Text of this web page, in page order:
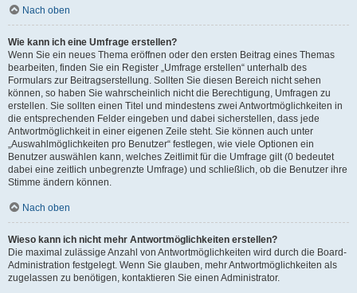
Nach oben
Wie kann ich eine Umfrage erstellen?
Wenn Sie ein neues Thema eröffnen oder den ersten Beitrag eines Themas
bearbeiten, finden Sie ein Register „Umfrage erstellen“ unterhalb des
Formulars zur Beitragserstellung. Sollten Sie diesen Bereich nicht sehen
können, so haben Sie wahrscheinlich nicht die Berechtigung, Umfragen zu
erstellen. Sie sollten einen Titel und mindestens zwei Antwortmöglichkeiten in
die entsprechenden Felder eingeben und dabei sicherstellen, dass jede
Antwortmöglichkeit in einer eigenen Zeile steht. Sie können auch unter
„Auswahlmöglichkeiten pro Benutzer“ festlegen, wie viele Optionen ein
Benutzer auswählen kann, welches Zeitlimit für die Umfrage gilt (0 bedeutet
dabei eine zeitlich unbegrenzte Umfrage) und schließlich, ob die Benutzer ihre
Stimme ändern können.
Nach oben
Wieso kann ich nicht mehr Antwortmöglichkeiten erstellen?
Die maximal zulässige Anzahl von Antwortmöglichkeiten wird durch die Board-
Administration festgelegt. Wenn Sie glauben, mehr Antwortmöglichkeiten als
zugelassen zu benötigen, kontaktieren Sie einen Administrator.